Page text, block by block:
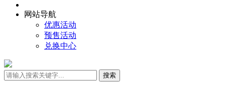
网站导航
优惠活动
预售活动
兑换中心
搜索